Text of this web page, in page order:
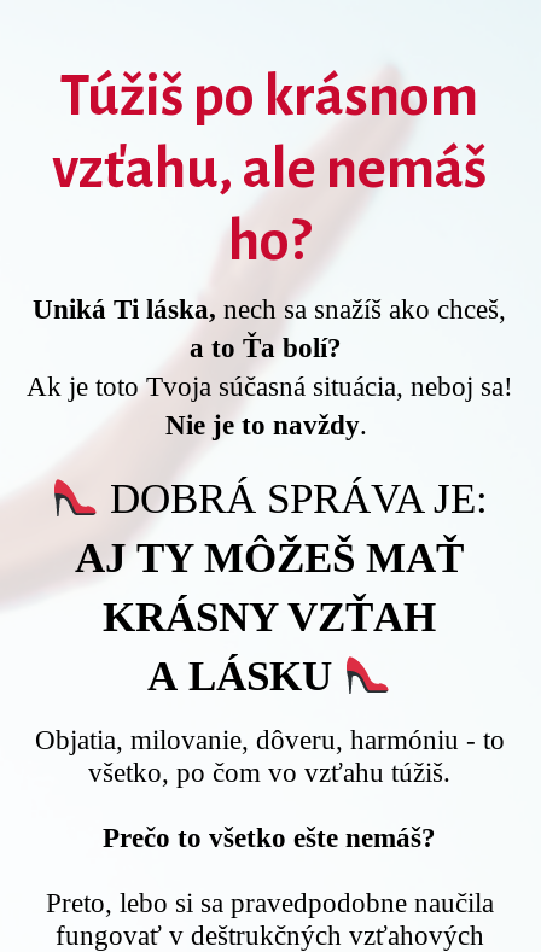
Túžiš po krásnom
vzťahu, ale nemáš
ho?
Uniká Ti láska, nech sa snažíš ako chceš,
a to Ťa bolí?
Ak je toto Tvoja súčasná situácia, neboj sa!
Nie je to navždy.
DOBRÁ SPRÁVA JE:
AJ TY MÔŽEŠ MAŤ
KRÁSNY VZŤAH
A LÁSKU
Objatia, milovanie, dôveru, harmóniu - to
všetko, po čom vo vzťahu túžiš.
Prečo to všetko ešte nemáš?
Preto, lebo si sa pravedpodobne naučila
fungovať v deštrukčných vzťahových